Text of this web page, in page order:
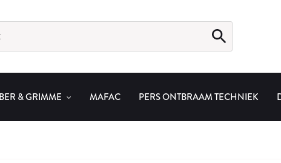
& GRIMME MAFAC PERS ONTBRAAM TECHNIEK